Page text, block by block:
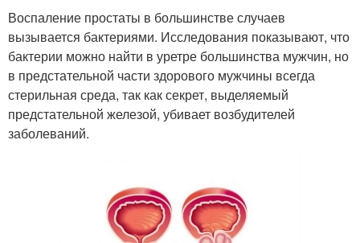
Воспаление простаты в большинстве случаев
вызывается бактериями. Исследования показывают, что
бактерии можно найти в уретре большинства мужчин, но
в предстательной части здорового мужчины всегда
стерильная среда, так как секрет, выделяемый
предстательной железой, убивает возбудителей
заболеваний.